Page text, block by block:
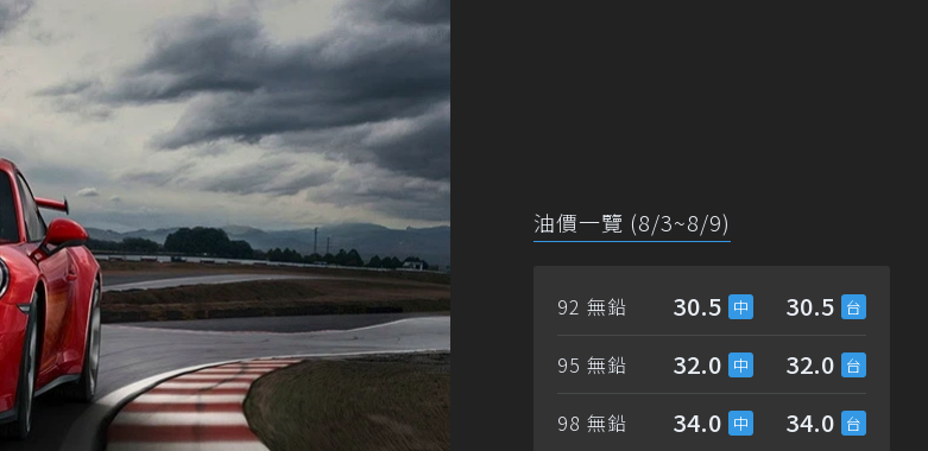
油價一覽 (8/3~8/9)
92 無鉛 30.5 30.5
95 無鉛 32.0 32.0
98 無鉛 34.0 34.0